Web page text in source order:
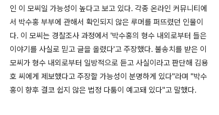
인 이 모씨일 가능성이 높다고 보고 있다. 각종 온라인 커뮤니티에
서 박수홍 부부에 관해서 확인되지 않은 루머를 퍼뜨렸던 인물이
다. 이 모씨는 경찰조사 과정에서 '박수홍의 형수 내외로부터 들은
이야기를 사실로 믿고 글을 올렸다'고 주장했다. 불송치를 받은 이
모씨가 형수 내외로부터 일방적으로 듣고 사실이라고 판단해 김용
호 씨에게 제보했다고 주장할 가능성이 분명하게 있다"라며 "박수
홍이 향후 결코 쉽지 않은 법정 다툼이 예고돼 있다"고 말했다.